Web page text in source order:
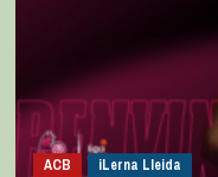
ACB iLerna Lleida